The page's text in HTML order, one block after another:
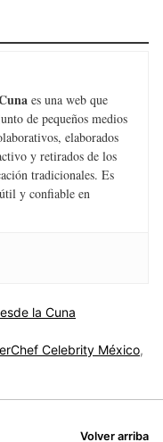
es una web que
de pequeños medios
elaborados
y retirados de los
tradicionales. Es
y confiable en
la Cuna
Celebrity México,
Volver arriba